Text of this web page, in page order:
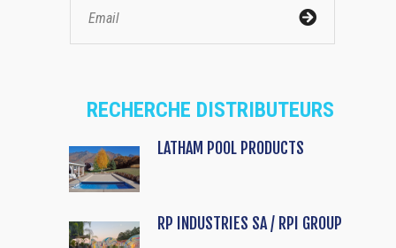
RECHERCHE DISTRIBUTEURS
LATHAM POOL PRODUCTS
RP INDUSTRIES SA / RPI GROUP